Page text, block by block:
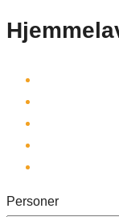
Personer